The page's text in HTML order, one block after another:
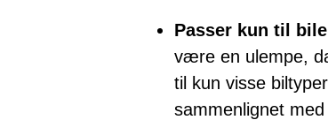
Passer kun til
være en ulempe,
til kun visse
sammenlignet